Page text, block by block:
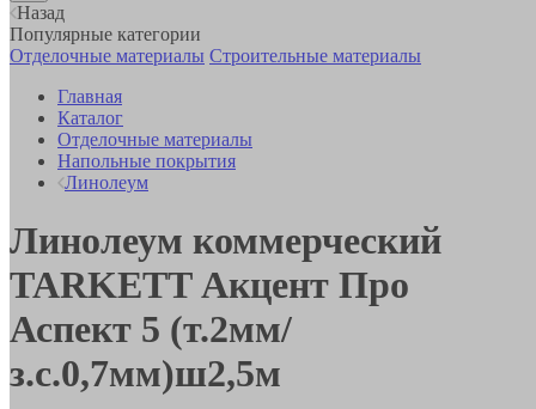
Назад
Популярные категории
Отделочные материалы Строительные материалы
Главная
Каталог
Отделочные материалы
Напольные покрытия
Линолеум
Линолеум коммерческий
TARKETT Акцент Про
Аспект 5 (т.2мм/
з.с.0,7мм)ш2,5м